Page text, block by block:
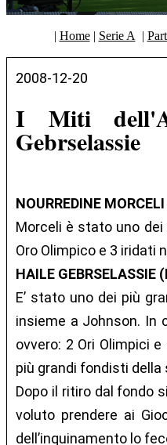
| Home| Serie A |
2008-12-20
I Miti
Gebrselassie
NOURREDINE
Morceli è stato uno
Oro Olimpico e 3 iridati
HAILE GEBRSELASSIE
E’ stato uno dei più
insieme a Johnson. In
ovvero: 2 Ori Olimpici
più grandi fondisti della
Dopo il ritiro dal fondo
voluto prendere ai
dell’inquinamento lo